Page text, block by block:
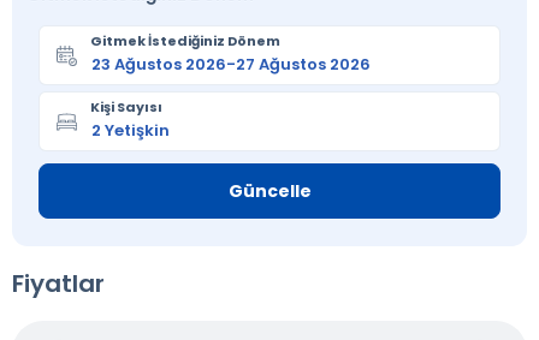
Gitmek İstediğiniz Dönem
Kişi Sayısı
Güncelle
Fiyatlar